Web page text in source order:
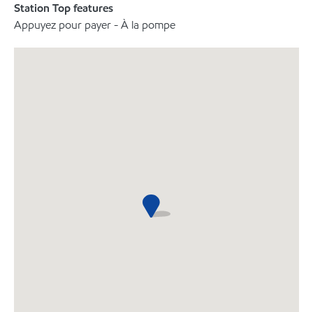
Station Top features
Appuyez pour payer - À la pompe